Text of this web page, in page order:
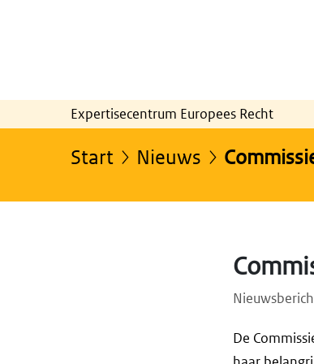
Expertisecentrum Europees Recht
Start Nieuws
De